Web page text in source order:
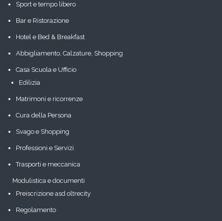
Sport e tempo libero
Bar e Ristorazione
Hotel e Bed & Breakfast
Abbigliamento, Calzature, Shopping
Casa Scuola e Ufficio
Edilizia
Matrimoni e ricorrenze
Cura della Persona
Svago e Shopping
Professioni e Servizi
Trasporti e meccanica
Modulistica e documenti
Preiscrizione asd oltrecity
Regolamento